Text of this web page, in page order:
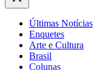
Últimas Notícias
Enquetes
Arte e Cultura
Brasil
Colunas